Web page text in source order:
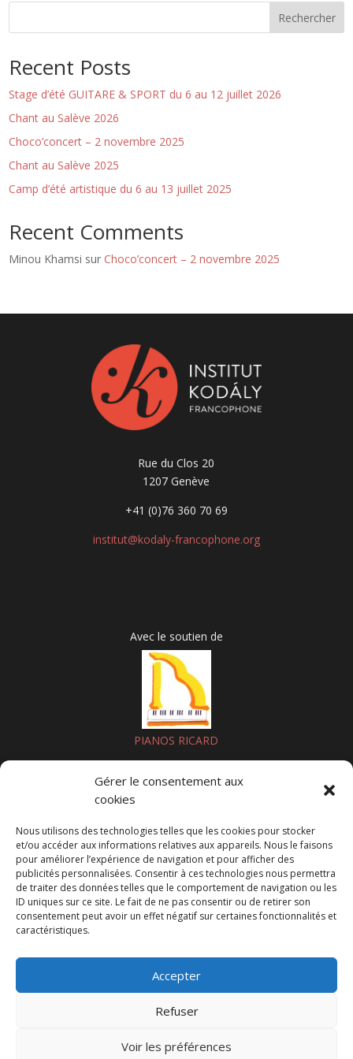
Gérer le consentement aux
cookies
Nous utilisons des technologies telles que les cookies pour stocker
et/ou accéder aux informations relatives aux appareils. Nous le faisons
pour améliorer l’expérience de navigation et pour afficher des
publicités personnalisées. Consentir à ces technologies nous permettra
de traiter des données telles que le comportement de navigation ou les
ID uniques sur ce site. Le fait de ne pas consentir ou de retirer son
consentement peut avoir un effet négatif sur certaines fonctionnalités et
caractéristiques.
Accepter
Refuser
Voir les préférences
i
e
:
Rechercher
Recent Posts
Stage d’été GUITARE & SPORT du 6 au 12 juillet 2026
Chant au Salève 2026
Choco’concert – 2 novembre 2025
Chant au Salève 2025
Camp d’été artistique du 6 au 13 juillet 2025
Recent Comments
Minou Khamsi sur Choco’concert – 2 novembre 2025
Rue du Clos 20
1207 Genève
+41 (0)76 360 70 69
institut@kodaly-francophone.org
Avec le soutien de
PIANOS RICARD
>> NOUS SOUTENIR PAR UN DON
Nous suivre sur les réseaux sociaux
Certification
Politique des cookies et protection des données